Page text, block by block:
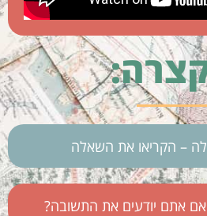
– הקריאו את השאלה
אתם יודעים את התשובה?